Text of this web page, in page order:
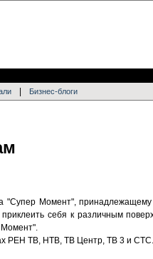
Бизнес-блоги
"Супер Момент",
себя к различным
Момент".
РЕН ТВ, НТВ, ТВ Центр, ТВ 3 и СТС.